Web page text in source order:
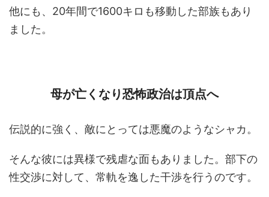
他にも、20年間で1600キロも移動した部族もあり
ました。
母が亡くなり恐怖政治は頂点へ
伝説的に強く、敵にとっては悪魔のようなシャカ。
そんな彼には異様で残虐な面もありました。部下の
性交渉に対して、常軌を逸した干渉を行うのです。